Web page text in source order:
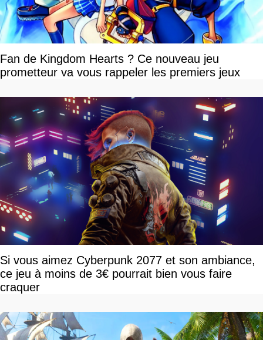
Fan de Kingdom Hearts ? Ce nouveau jeu
prometteur va vous rappeler les premiers jeux
Si vous aimez Cyberpunk 2077 et son ambiance,
ce jeu à moins de 3€ pourrait bien vous faire
craquer